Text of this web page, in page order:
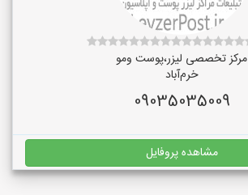
مرکز تخصصی لیزر،پوست و‌مو
خرم‌آباد
09035035009
مشاهده پروفایل